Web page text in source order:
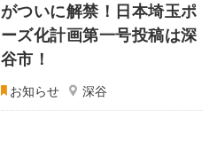
がついに解禁！日本埼玉ポ
ーズ化計画第一号投稿は深
谷市！
お知らせ 深谷